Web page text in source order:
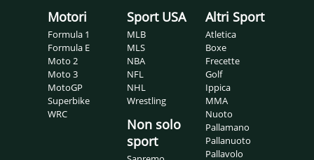
Motori
Formula 1
Formula E
Moto 2
Moto 3
MotoGP
Superbike
WRC
Sport USA
MLB
MLS
NBA
NFL
NHL
Wrestling
Non solo
sport
Altri Sport
Atletica
Boxe
Frecette
Golf
Ippica
MMA
Nuoto
Pallamano
Pallanuoto
Pallavolo